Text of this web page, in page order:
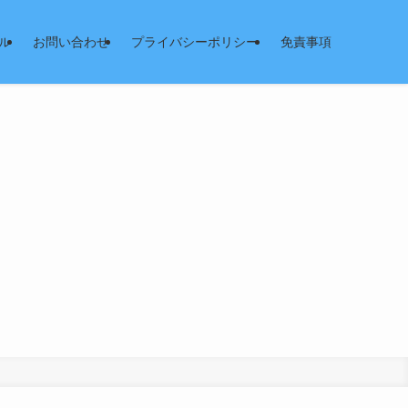
お問い合わせ プライバシーポリシー 免責事項